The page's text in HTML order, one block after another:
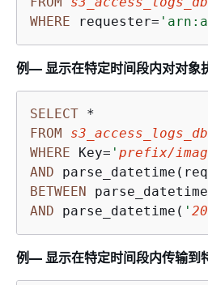
WHERE requester=
例— 显示在特定时间段内对对象
SELECT *
FROM
WHERE Key= ' prefix/
AND
BETWEEN
AND parse_datetime( '
例— 显示在特定时间段内传输到